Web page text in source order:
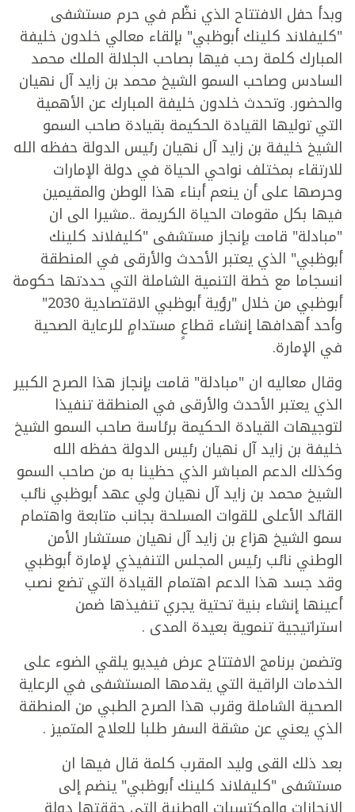
وبدأ حفل الافتتاح الذي نظّم في حرم مستشفى
"كليفلاند كلينك أبوظبي" بإلقاء معالي خلدون خليفة
المبارك كلمة رحب فيها بصاحب الجلالة الملك محمد
السادس وصاحب السمو الشيخ محمد بن زايد آل نهيان
والحضور. وتحدث خلدون خليفة المبارك عن الأهمية
التي توليها القيادة الحكيمة بقيادة صاحب السمو
الشيخ خليفة بن زايد آل نهيان رئيس الدولة حفظه الله
للارتقاء بمختلف نواحي الحياة في دولة الإمارات
وحرصها على أن ينعم أبناء هذا الوطن والمقيمين
فيها بكل مقومات الحياة الكريمة ..مشيرا الى ان
"مبادلة" قامت بإنجاز مستشفى "كليفلاند كلينك
أبوظبي" الذي يعتبر الأحدث والأرقى في المنطقة
انسجاما مع خطة التنمية الشاملة التي حددتها حكومة
أبوظبي من خلال "رؤية أبوظبي الاقتصادية 2030"
وأحد أهدافها إنشاء قطاعٍ مستدامٍ للرعاية الصحية
في الإمارة.
وقال معاليه ان "مبادلة" قامت بإنجاز هذا الصرح الكبير
الذي يعتبر الأحدث والأرقى في المنطقة تنفيذا
لتوجيهات القيادة الحكيمة برئاسة صاحب السمو الشيخ
خليفة بن زايد آل نهيان رئيس الدولة حفظه الله
وكذلك الدعم المباشر الذي حظينا به من صاحب السمو
الشيخ محمد بن زايد آل نهيان ولي عهد أبوظبي نائب
القائد الأعلى للقوات المسلحة بجانب متابعة واهتمام
سمو الشيخ هزاع بن زايد آل نهيان مستشار الأمن
الوطني نائب رئيس المجلس التنفيذي لإمارة أبوظبي
وقد جسد هذا الدعم اهتمام القيادة التي تضع نصب
أعينها إنشاء بنية تحتية يجري تنفيذها ضمن
استراتيجية تنموية بعيدة المدى .
وتضمن برنامج الافتتاح عرض فيديو يلقي الضوء على
الخدمات الراقية التي يقدمها المستشفى في الرعاية
الصحية الشاملة وقرب هذا الصرح الطبي من المنطقة
الذي يعني عن مشقة السفر طلبا للعلاج المتميز .
بعد ذلك القى وليد المقرب كلمة قال فيها ان
مستشفى "كليفلاند كلينك أبوظبي" ينضم إلى